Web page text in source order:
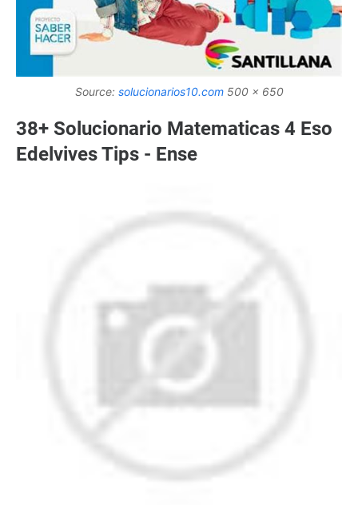
Source: solucionarios10.com500 x 650
38+ Solucionario Matematicas 4 Eso
Edelvives Tips - Ense